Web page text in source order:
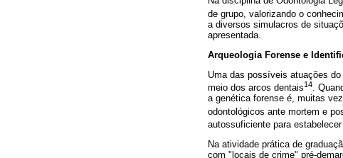
de grupo, valorizando o
a diversos simulacros de
apresentada.
Arqueologia Forense e
Uma das possíveis atuações
meio dos arcos dentais14.
a genética forense é, muitas
odontológicos ante mortem e
autossuficiente para
Na atividade prática de
com "locais de crime" pré-